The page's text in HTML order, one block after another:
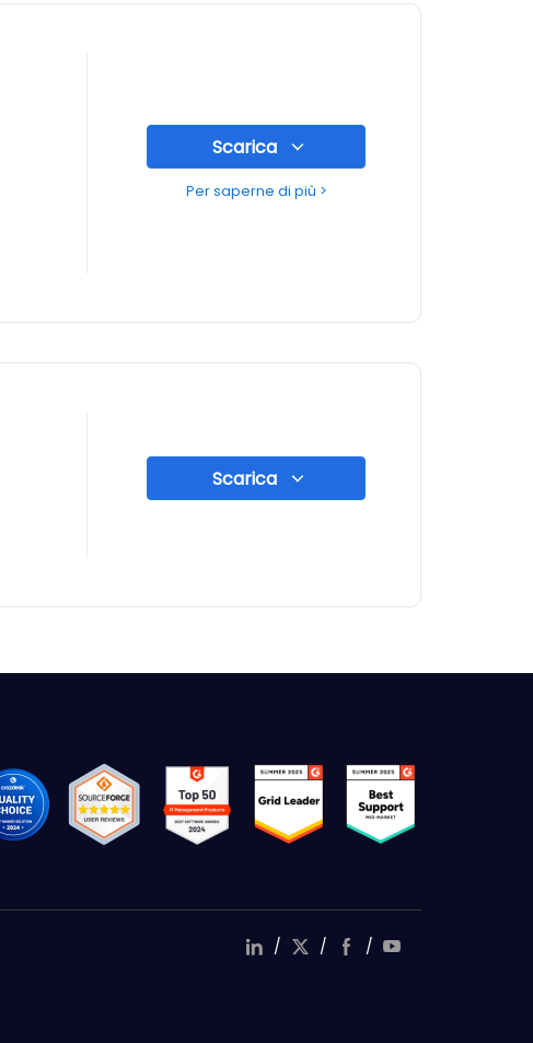
Scarica
Per saperne di più >
Scarica
/ / /